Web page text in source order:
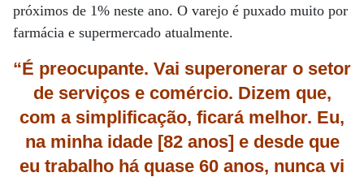
próximos de 1% neste ano. O varejo é puxado muito por
farmácia e supermercado atualmente.
“É preocupante. Vai superonerar o setor
de serviços e comércio. Dizem que,
com a simplificação, ficará melhor. Eu,
na minha idade [82 anos] e desde que
eu trabalho há quase 60 anos, nunca vi